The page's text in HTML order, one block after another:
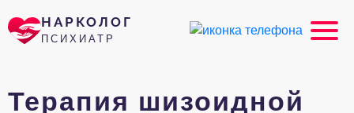
НАРКОЛОГ
ПСИХИАТР
Терапия шизоидной